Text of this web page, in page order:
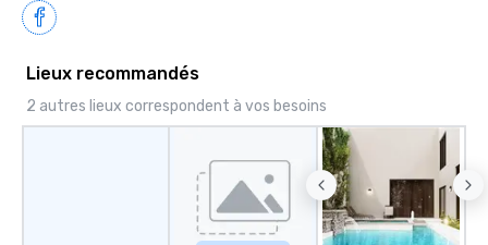
Lieux recommandés
2 autres lieux correspondent à vos besoins